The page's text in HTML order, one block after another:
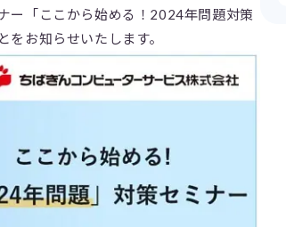
ー「ここから始める！2024年問題対策
お知らせいたします。